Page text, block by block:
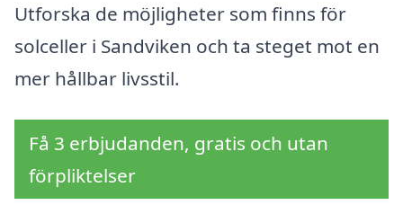
Utforska de möjligheter som finns för
solceller i Sandviken och ta steget mot en
mer hållbar livsstil.
Få 3 erbjudanden, gratis och utan
förpliktelser